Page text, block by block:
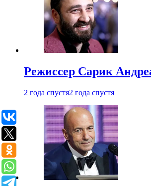
Режиссер Сарик
2 года спустя2 года спустя